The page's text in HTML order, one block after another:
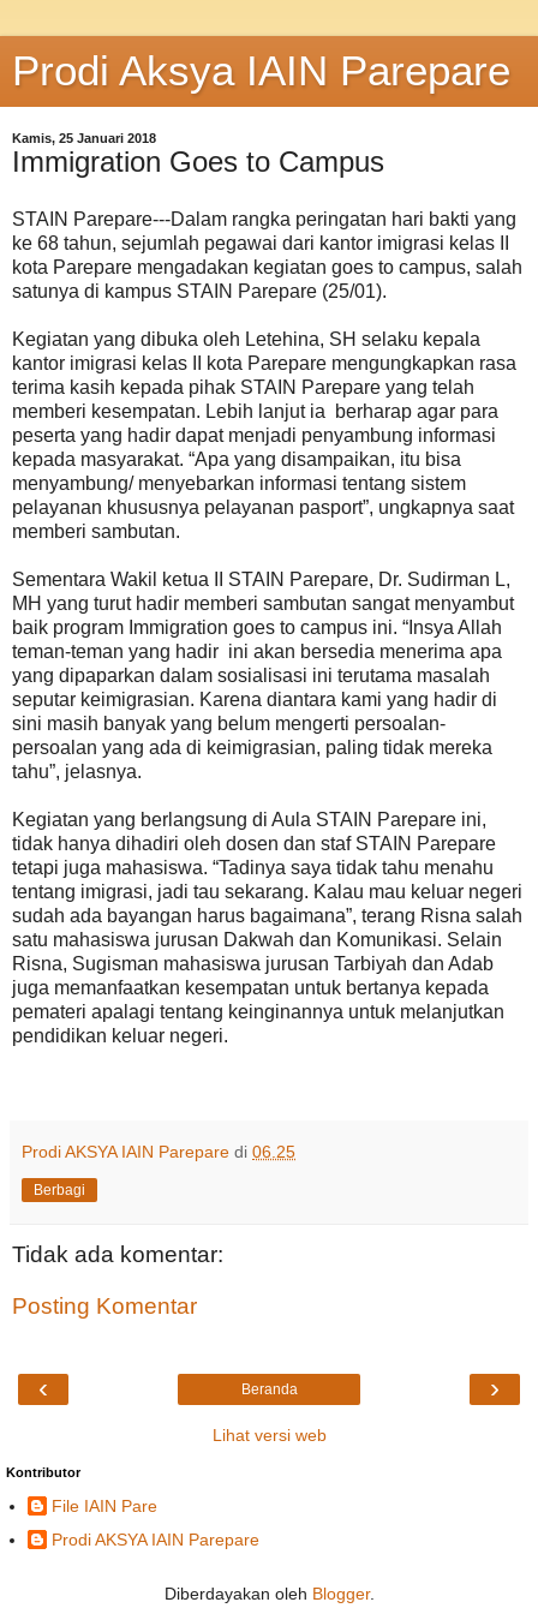
Prodi Aksya IAIN Parepare
Kamis, 25 Januari 2018
Immigration Goes to Campus
STAIN Parepare---Dalam rangka peringatan hari bakti yang
ke 68 tahun, sejumlah pegawai dari kantor imigrasi kelas II
kota Parepare mengadakan kegiatan goes to campus, salah
satunya di kampus STAIN Parepare (25/01).
Kegiatan yang dibuka oleh Letehina, SH selaku kepala
kantor imigrasi kelas II kota Parepare mengungkapkan rasa
terima kasih kepada pihak STAIN Parepare yang telah
memberi kesempatan. Lebih lanjut ia berharap agar para
peserta yang hadir dapat menjadi penyambung informasi
kepada masyarakat. “Apa yang disampaikan, itu bisa
menyambung/ menyebarkan informasi tentang sistem
pelayanan khususnya pelayanan pasport”, ungkapnya saat
memberi sambutan.
Sementara Wakil ketua II STAIN Parepare, Dr. Sudirman L,
MH yang turut hadir memberi sambutan sangat menyambut
baik program Immigration goes to campus ini. “Insya Allah
teman-teman yang hadir ini akan bersedia menerima apa
yang dipaparkan dalam sosialisasi ini terutama masalah
seputar keimigrasian. Karena diantara kami yang hadir di
sini masih banyak yang belum mengerti persoalan-
persoalan yang ada di keimigrasian, paling tidak mereka
tahu”, jelasnya.
Kegiatan yang berlangsung di Aula STAIN Parepare ini,
tidak hanya dihadiri oleh dosen dan staf STAIN Parepare
tetapi juga mahasiswa. “Tadinya saya tidak tahu menahu
tentang imigrasi, jadi tau sekarang. Kalau mau keluar negeri
sudah ada bayangan harus bagaimana”, terang Risna salah
satu mahasiswa jurusan Dakwah dan Komunikasi. Selain
Risna, Sugisman mahasiswa jurusan Tarbiyah dan Adab
juga memanfaatkan kesempatan untuk bertanya kepada
pemateri apalagi tentang keinginannya untuk melanjutkan
pendidikan keluar negeri.
Prodi AKSYA IAIN Parepare di 06.25
Berbagi
Tidak ada komentar:
Posting Komentar
‹ ›
Beranda
Lihat versi web
Kontributor
File IAIN Pare
Prodi AKSYA IAIN Parepare
Diberdayakan oleh Blogger.